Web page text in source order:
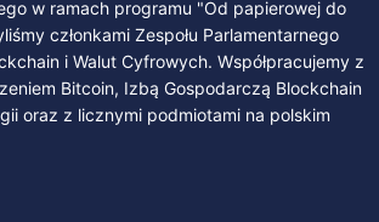
w ramach programu "Od papierowej do
członkami Zespołu Parlamentarnego
i Walut Cyfrowych. Współpracujemy z
Bitcoin, Izbą Gospodarczą Blockchain
oraz z licznymi podmiotami na polskim